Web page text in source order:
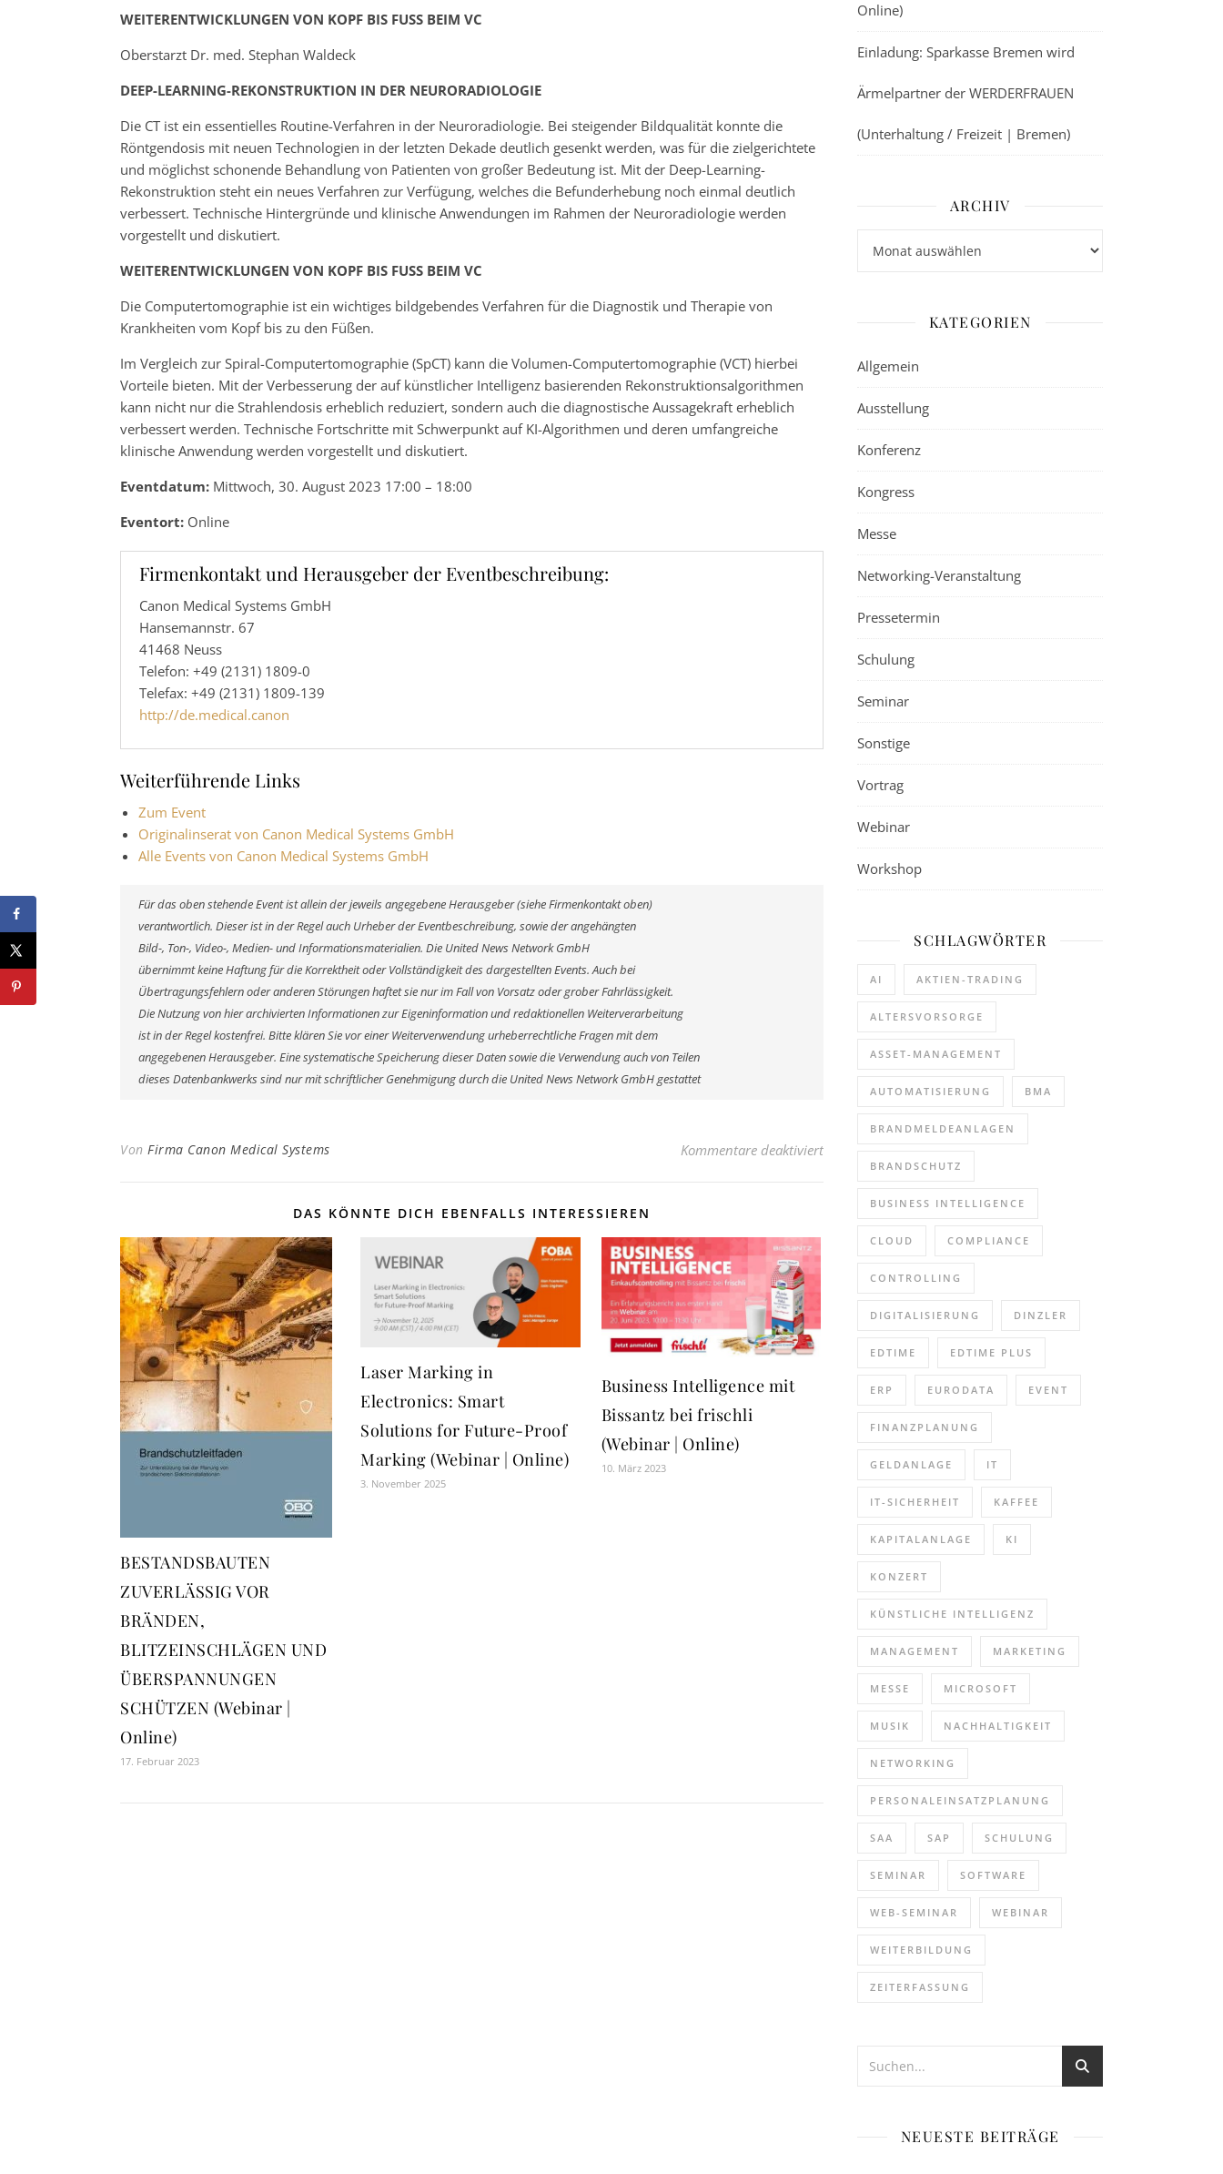
WEITERENTWICKLUNGEN VON KOPF BIS FUSS BEIM VC
Oberstarzt Dr. med. Stephan Waldeck
DEEP-LEARNING-REKONSTRUKTION IN DER NEURORADIOLOGIE
Die CT ist ein essentielles Routine-Verfahren in der Neuroradiologie. Bei steigender Bildqualität konnte die
Röntgendosis mit neuen Technologien in der letzten Dekade deutlich gesenkt werden, was für die zielgerichtete
und möglichst schonende Behandlung von Patienten von großer Bedeutung ist. Mit der Deep-Learning-
Rekonstruktion steht ein neues Verfahren zur Verfügung, welches die Befunderhebung noch einmal deutlich
verbessert. Technische Hintergründe und klinische Anwendungen im Rahmen der Neuroradiologie werden
vorgestellt und diskutiert.
WEITERENTWICKLUNGEN VON KOPF BIS FUSS BEIM VC
Die Computertomographie ist ein wichtiges bildgebendes Verfahren für die Diagnostik und Therapie von
Krankheiten vom Kopf bis zu den Füßen.
Im Vergleich zur Spiral-Computertomographie (SpCT) kann die Volumen-Computertomographie (VCT) hierbei
Vorteile bieten. Mit der Verbesserung der auf künstlicher Intelligenz basierenden Rekonstruktionsalgorithmen
kann nicht nur die Strahlendosis erheblich reduziert, sondern auch die diagnostische Aussagekraft erheblich
verbessert werden. Technische Fortschritte mit Schwerpunkt auf KI-Algorithmen und deren umfangreiche
klinische Anwendung werden vorgestellt und diskutiert.
Eventdatum: Mittwoch, 30. August 2023 17:00 – 18:00
Eventort: Online
Firmenkontakt und Herausgeber der Eventbeschreibung:
Canon Medical Systems GmbH
Hansemannstr. 67
41468 Neuss
Telefon: +49 (2131) 1809-0
Telefax: +49 (2131) 1809-139
http://de.medical.canon
Weiterführende Links
Zum Event
Originalinserat von Canon Medical Systems GmbH
Alle Events von Canon Medical Systems GmbH
Für das oben stehende Event ist allein der jeweils angegebene Herausgeber (siehe Firmenkontakt oben)
verantwortlich. Dieser ist in der Regel auch Urheber der Eventbeschreibung, sowie der angehängten
Bild-, Ton-, Video-, Medien- und Informationsmaterialien. Die United News Network GmbH
übernimmt keine Haftung für die Korrektheit oder Vollständigkeit des dargestellten Events. Auch bei
Übertragungsfehlern oder anderen Störungen haftet sie nur im Fall von Vorsatz oder grober Fahrlässigkeit.
Die Nutzung von hier archivierten Informationen zur Eigeninformation und redaktionellen Weiterverarbeitung
ist in der Regel kostenfrei. Bitte klären Sie vor einer Weiterverwendung urheberrechtliche Fragen mit dem
angegebenen Herausgeber. Eine systematische Speicherung dieser Daten sowie die Verwendung auch von Teilen
dieses Datenbankwerks sind nur mit schriftlicher Genehmigung durch die United News Network GmbH gestattet
Von Firma Canon Medical Systems Kommentare deaktiviertfür DEEP-Learning-Rekonstruktion in der Neuroradiologie
DAS KÖNNTE DICH EBENFALLS INTERESSIEREN
BESTANDSBAUTEN
ZUVERLÄSSIG VOR
BRÄNDEN,
BLITZEINSCHLÄGEN UND
ÜBERSPANNUNGEN
SCHÜTZEN (Webinar |
Online)
17. Februar 2023
Laser Marking in
Electronics: Smart
Solutions for Future-Proof
Marking (Webinar | Online)
3. November 2025
Business Intelligence mit
Bissantz bei frischli
(Webinar | Online)
10. März 2023
Online)
Einladung: Sparkasse Bremen wird
Ärmelpartner der WERDERFRAUEN
(Unterhaltung / Freizeit | Bremen)
ARCHIV
KATEGORIEN
Allgemein
Ausstellung
Konferenz
Kongress
Messe
Networking-Veranstaltung
Pressetermin
Schulung
Seminar
Sonstige
Vortrag
Webinar
Workshop
SCHLAGWÖRTER
AI AKTIEN-TRADING
ALTERSVORSORGE
ASSET-MANAGEMENT
AUTOMATISIERUNG BMA
BRANDMELDEANLAGEN
BRANDSCHUTZ
BUSINESS INTELLIGENCE
CLOUD COMPLIANCE
CONTROLLING
DIGITALISIERUNG DINZLER
EDTIME EDTIME PLUS
ERP EURODATA EVENT
FINANZPLANUNG
GELDANLAGE IT
IT-SICHERHEIT KAFFEE
KAPITALANLAGE KI
KONZERT
KÜNSTLICHE INTELLIGENZ
MANAGEMENT MARKETING
MESSE MICROSOFT
MUSIK NACHHALTIGKEIT
NETWORKING
PERSONALEINSATZPLANUNG
SAA SAP SCHULUNG
SEMINAR SOFTWARE
WEB-SEMINAR WEBINAR
WEITERBILDUNG
ZEITERFASSUNG
NEUESTE BEITRÄGE